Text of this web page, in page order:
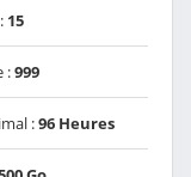
15
:999
:96 Heures